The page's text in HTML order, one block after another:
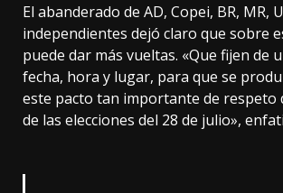
El abanderado de AD, Copei, BR, MR,
independientes dejó claro que sobre
puede dar más vueltas. «Que fijen de
fecha, hora y lugar, para que se
este pacto tan importante de respeto
de las elecciones del 28 de julio»,